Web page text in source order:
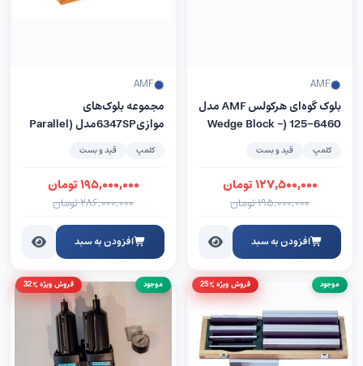
AMF
بلوک گوه‌ای هرکولس AMF مدل
6460-125 (Wedge Block –
کلمپ قید و بست
۱۲۷,۵۰۰,۰۰۰تومان
۱۹۵,۰۰۰,۰۰۰تومان
افزودن به سبد
AMF
مجموعه بلوک‌های
موازی6347SPمدل (Parallel
کمپانیAMFآلمان
کلمپ قید و بست
۱۹۵,۰۰۰,۰۰۰تومان
۲۸۶,۰۰۰,۰۰۰تومان
افزودن به سبد
موجود فروش ویژه %25 موجود فروش ویژه %32